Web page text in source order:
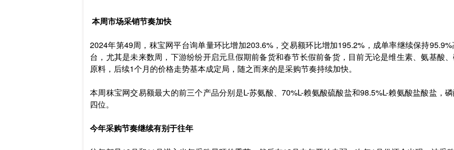
本周市场采销节奏加快
2024年第49周，秣宝网平台询单量环比增加203.6%，交易额环比增加195.2%，成单率继续保持
台，尤其是未来数周，下游纷纷开启元旦假期前备货和春节长假前备货，目前无论是维生素、氨基酸
原料，后续1个月的价格走势基本成定局，随之而来的是采购节奏持续加快。
本周秣宝网交易额最大的前三个产品分别是L-苏氨酸、70%L-赖氨酸硫酸盐和98.5%L-赖氨酸盐酸盐，
四位。
今年采购节奏继续有别于往年